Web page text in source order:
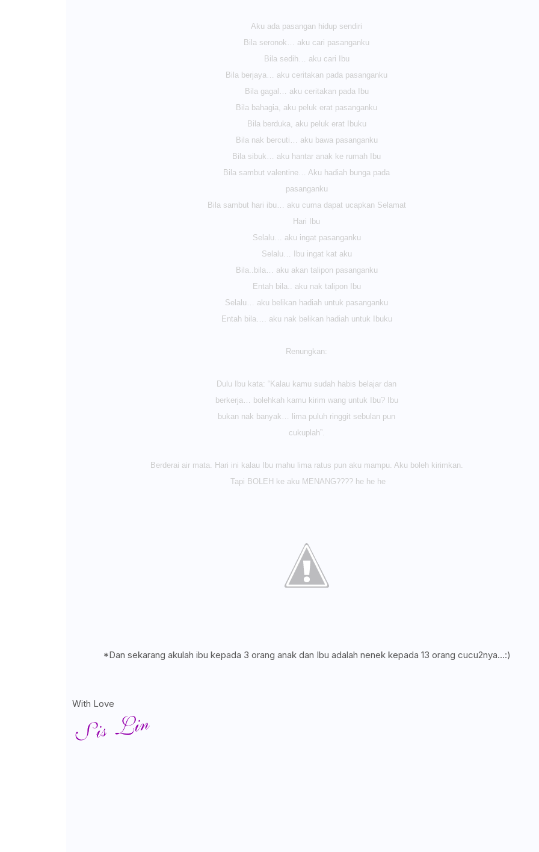
Aku ada pasangan hidup sendiri
Bila seronok… aku cari pasanganku
Bila sedih… aku cari Ibu
Bila berjaya… aku ceritakan pada pasanganku
Bila gagal… aku ceritakan pada Ibu
Bila bahagia, aku peluk erat pasanganku
Bila berduka, aku peluk erat Ibuku
Bila nak bercuti… aku bawa pasanganku
Bila sibuk… aku hantar anak ke rumah Ibu
Bila sambut valentine… Aku hadiah bunga pada
pasanganku
Bila sambut hari ibu… aku cuma dapat ucapkan Selamat
Hari Ibu
Selalu… aku ingat pasanganku
Selalu… Ibu ingat kat aku
Bila..bila… aku akan talipon pasanganku
Entah bila.. aku nak talipon Ibu
Selalu… aku belikan hadiah untuk pasanganku
Entah bila…. aku nak belikan hadiah untuk Ibuku
Renungkan:
Dulu Ibu kata: “Kalau kamu sudah habis belajar dan
berkerja… bolehkah kamu kirim wang untuk Ibu? Ibu
bukan nak banyak… lima puluh ringgit sebulan pun
cukuplah”.
Berderai air mata. Hari ini kalau Ibu mahu lima ratus pun aku mampu. Aku boleh kirimkan.
Tapi BOLEH ke aku MENANG???? he he he
*Dan sekarang akulah ibu kepada 3 orang anak dan Ibu adalah nenek kepada 13 orang cucu2nya...:)
With Love